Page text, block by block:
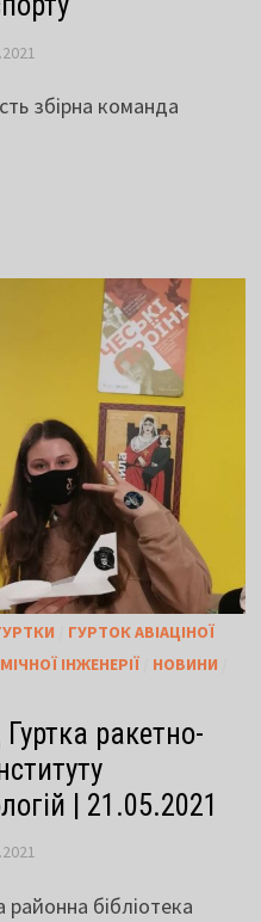
збірна команда
ГУРТОК АВІАЦІНОЇ
ІНЖЕНЕРІЇ/ НОВИНИ
ракетно-
| 21.05.2021
районна бібліотека